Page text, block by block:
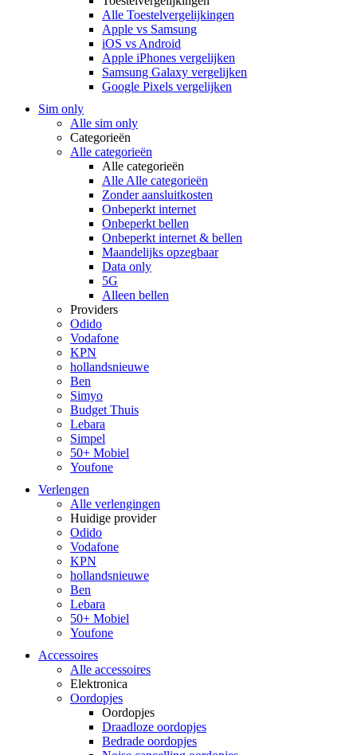
Alle Toestelvergelijkingen
Apple vs Samsung
iOS vs Android
Apple iPhones vergelijken
Samsung Galaxy vergelijken
Google Pixels vergelijken
Sim only
Alle sim only
Categorieën
Alle categorieën
Alle categorieën
Alle Alle categorieën
Zonder aansluitkosten
Onbeperkt internet
Onbeperkt bellen
Onbeperkt internet & bellen
Maandelijks opzegbaar
Data only
5G
Alleen bellen
Providers
Odido
Vodafone
KPN
hollandsnieuwe
Ben
Simyo
Budget Thuis
Lebara
Simpel
50+ Mobiel
Youfone
Verlengen
Alle verlengingen
Huidige provider
Odido
Vodafone
KPN
hollandsnieuwe
Ben
Lebara
50+ Mobiel
Youfone
Accessoires
Alle accessoires
Elektronica
Oordopjes
Oordopjes
Draadloze oordopjes
Bedrade oordopjes